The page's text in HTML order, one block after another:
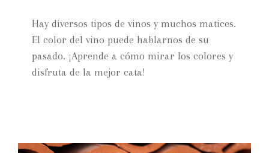
Hay diversos tipos de vinos y muchos matices.
El color del vino puede hablarnos de su
pasado. ¡Aprende a cómo mirar los colores y
disfruta de la mejor cata!